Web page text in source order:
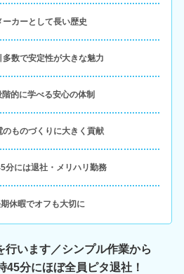
ーカーとして長い歴史
多数で安定性が大きな魅力
的に学べる安心の体制
のものづくりに大きく貢献
分には退社・メリハリ勤務
休暇でオフも大切に
行います／シンプル作業から
45分にほぼ全員ピタ退社！